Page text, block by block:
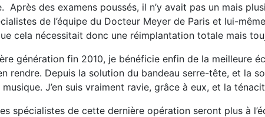
Après des examens poussés, il n’y avait pas un mais
de l’équipe du Docteur Meyer de Paris et lui-
cela nécessitait donc une réimplantation totale mais
génération fin 2010, je bénéficie enfin de la meilleure
rendre. Depuis la solution du bandeau serre-tête, et la
J’en suis vraiment ravie, grâce à eux, et la
spécialistes de cette dernière opération seront plus à